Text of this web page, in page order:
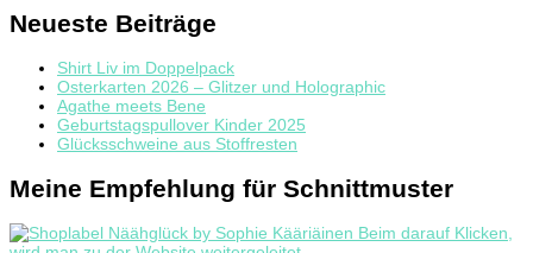
Neueste Beiträge
Shirt Liv im Doppelpack
Osterkarten 2026 – Glitzer und Holographic
Agathe meets Bene
Geburtstagspullover Kinder 2025
Glücksschweine aus Stoffresten
Meine Empfehlung für Schnittmuster